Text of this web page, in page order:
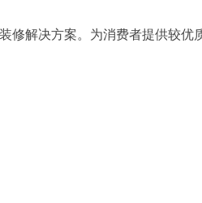
解决方案。为消费者提供较优